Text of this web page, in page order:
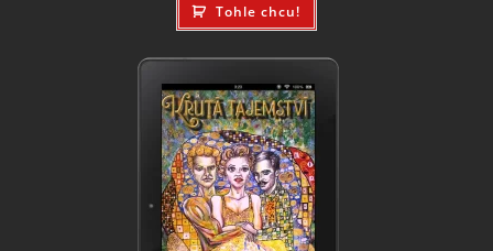
Tohle chcu!